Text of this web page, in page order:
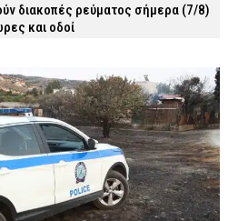
διακοπές ρεύματος σήμερα (7/8)
και οδοί
ανασύρθηκε χωρίς τις αισθήσεις
αριθμοί που κερδίζουν πάνω από